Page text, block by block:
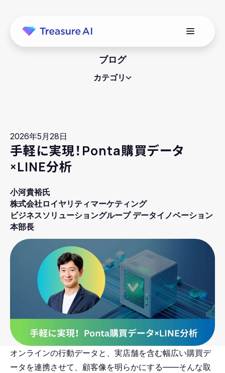
ブログ
カテゴリ
2026年5月28日
手軽に実現！Ponta購買データ
×LINE分析
小河貴裕氏
株式会社ロイヤリティマーケティング
ビジネスソリューショングループ データイノベーション
本部長
オンラインの行動データと、実店舗を含む幅広い購買デ
ータを連携させて、顧客像を明らかにする――そんな取